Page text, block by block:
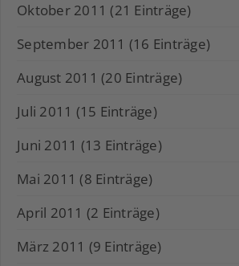
Oktober 2011 (21 Einträge)
September 2011 (16 Einträge)
August 2011 (20 Einträge)
Juli 2011 (15 Einträge)
Juni 2011 (13 Einträge)
Mai 2011 (8 Einträge)
April 2011 (2 Einträge)
März 2011 (9 Einträge)